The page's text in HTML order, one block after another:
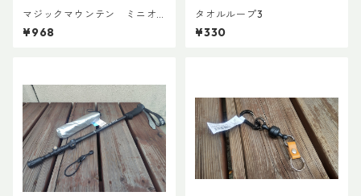
マジックマウンテン ミニオ
ーバルビナー
¥968
タオルループ3
¥330